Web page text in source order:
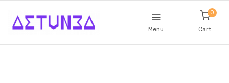
Menu
0
Cart